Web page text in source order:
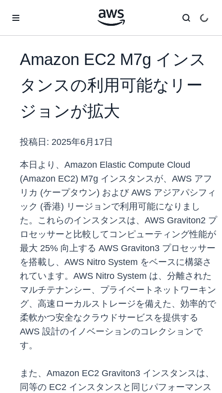
Amazon EC2 M7g インス
タンスの利用可能なリー
ジョンが拡大
投稿日: 2025年6月17日
本日より、Amazon Elastic Compute Cloud
(Amazon EC2) M7g インスタンスが、AWS アフ
リカ (ケープタウン) および AWS アジアパシフィ
ック (香港) リージョンで利用可能になりまし
た。これらのインスタンスは、AWS Graviton2 プ
ロセッサーと比較してコンピューティング性能が
最大 25% 向上する AWS Graviton3 プロセッサー
を搭載し、AWS Nitro System をベースに構築さ
れています。AWS Nitro System は、分離された
マルチテナンシー、プライベートネットワーキン
グ、高速ローカルストレージを備えた、効率的で
柔軟かつ安全なクラウドサービスを提供する
AWS 設計のイノベーションのコレクションで
す。
また、Amazon EC2 Graviton3 インスタンスは、
同等の EC2 インスタンスと同じパフォーマンス